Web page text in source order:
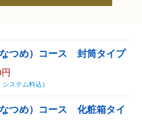
つめ）コース 封筒タイプ
システム料込)
つめ）コース 化粧箱タイ